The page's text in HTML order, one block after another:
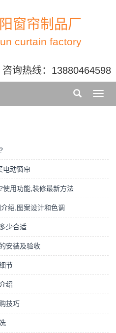
窗帘制品厂
curtain factory
询热线： 13880464598
电动窗帘
使用功能,装修最新方法
绍,图案设计和色调
少合适
安装及验收
节
绍
技巧